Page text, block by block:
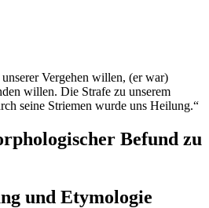
Vergehen willen, (er war)
willen. Die Strafe zu unserem
seine Striemen wurde uns Heilung.“
Befund zu
und Etymologie